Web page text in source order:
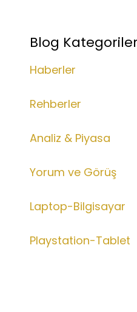
Blog
Haberler
Rehberler
Analiz & Piyasa
Yorum ve Görüş
Laptop-Bilgisayar
Playstation-Tablet